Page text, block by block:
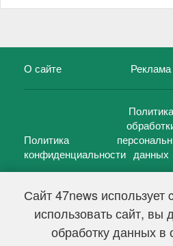
Сайт 47news
использовать сайт, вы
обработку данных в
О сайте Реклама
Политика
конфиденциальности
Политика
данных
47 новостей (47 news)2005 — 2026
Свидетельство о регистрации СМИ